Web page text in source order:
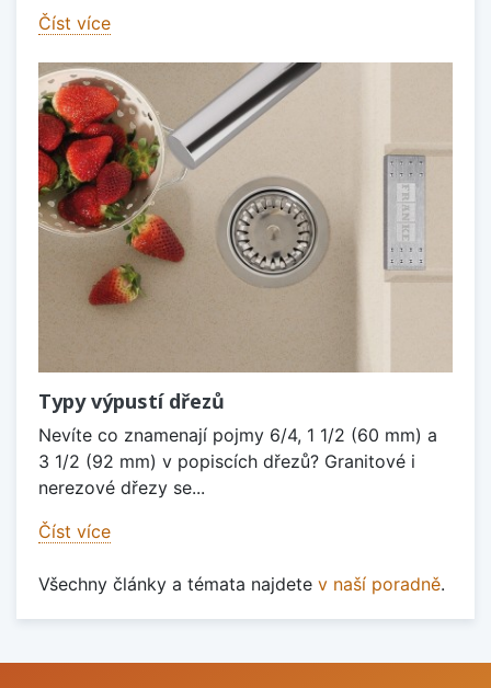
Číst více
Typy výpustí dřezů
Nevíte co znamenají pojmy 6/4, 1 1/2 (60 mm) a
3 1/2 (92 mm) v popiscích dřezů? Granitové i
nerezové dřezy se...
Číst více
Všechny články a témata najdete v naší poradně.